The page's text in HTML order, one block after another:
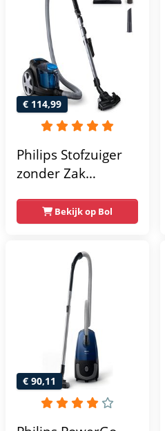
€ 114,99
Philips Stofzuiger
zonder Zak
Vloertypen - Sterke
Zuigkracht - Met
H13 Allergiefilter -
Met Extra
Mondstuk - Blauw
Bekijk op Bol
€ 90,11